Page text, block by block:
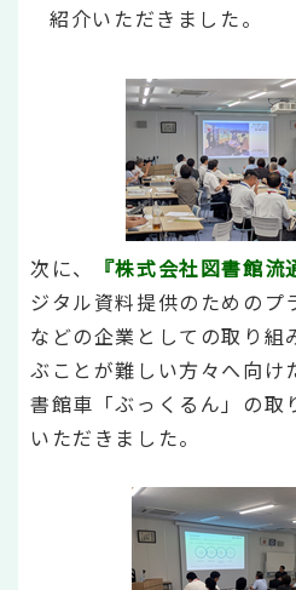
紹介いただきました。
次に、 『株式会社図書館流
ジタル資料提供のためのプ
などの企業としての取り組
ぶことが難しい方々へ向け
書館車「ぶっくるん」の取
いただきました。